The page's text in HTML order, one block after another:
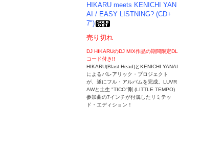
HIKARU meets KENICHI YAN
AI / EASY LISTNING? (CD+
7")
売り切れ
DJ HIKARUのDJ MIX作品の期間限定DL
コード付き!!
HIKARU(Blast Head)とKENICHI YANAI
によるバレアリック・プロジェクト
が、遂にフル・アルバムを完成。LUVR
AWと土生 "TICO"剛 (LITTLE TEMPO)
参加曲の7インチが付属したリミテッ
ド・エディション！